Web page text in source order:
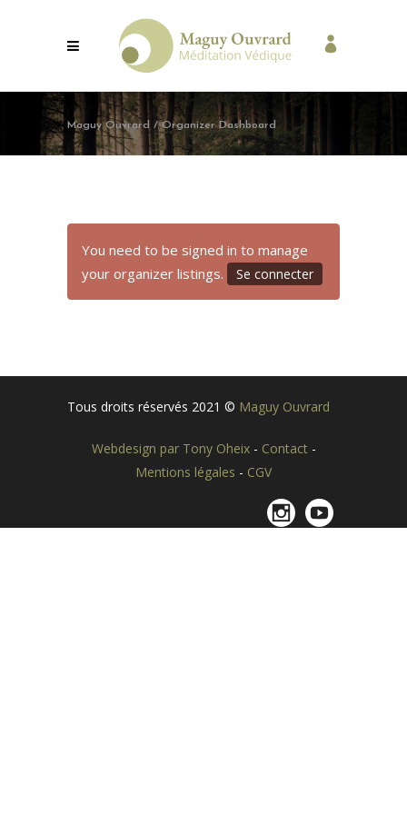
Maguy Ouvrard /Organizer Dashboard
You need to be signed in to manage
your organizer listings.
Se connecter
Tous droits réservés 2021 © Maguy Ouvrard
Webdesign par Tony Oheix - Contact -
Mentions légales - CGV